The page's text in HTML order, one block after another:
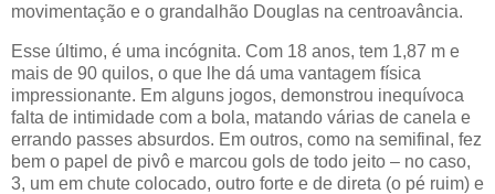
movimentação e o grandalhão Douglas na centroavância.
Esse último, é uma incógnita. Com 18 anos, tem 1,87 m e
mais de 90 quilos, o que lhe dá uma vantagem física
impressionante. Em alguns jogos, demonstrou inequívoca
falta de intimidade com a bola, matando várias de canela e
errando passes absurdos. Em outros, como na semifinal, fez
bem o papel de pivô e marcou gols de todo jeito – no caso,
3, um em chute colocado, outro forte e de direta (o pé ruim) e